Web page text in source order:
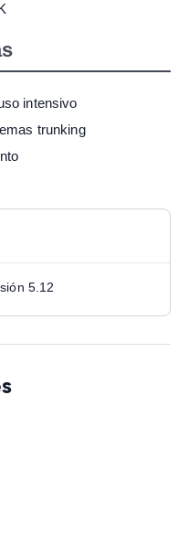
intensivo
trunking
5.12